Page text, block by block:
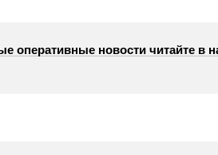
оперативные новости читайте в